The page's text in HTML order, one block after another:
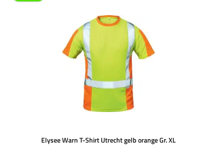
Elysee Warn T-Shirt Utrecht gelb orange Gr. XL